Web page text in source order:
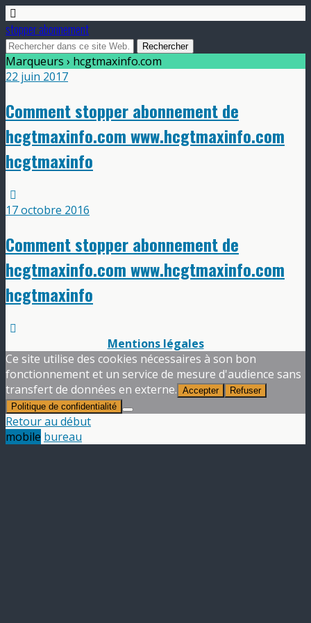
stopper abonnement
Marqueurs › hcgtmaxinfo.com
22 juin 2017
Comment stopper abonnement de
hcgtmaxinfo.com www.hcgtmaxinfo.com
hcgtmaxinfo
17 octobre 2016
Comment stopper abonnement de
hcgtmaxinfo.com www.hcgtmaxinfo.com
hcgtmaxinfo
Mentions légales
Ce site utilise des cookies nécessaires à son bon
fonctionnement et un service de mesure d'audience sans
transfert de données en externe. Accepter
Refuser
Politique de confidentialité
Retour au début
mobile bureau